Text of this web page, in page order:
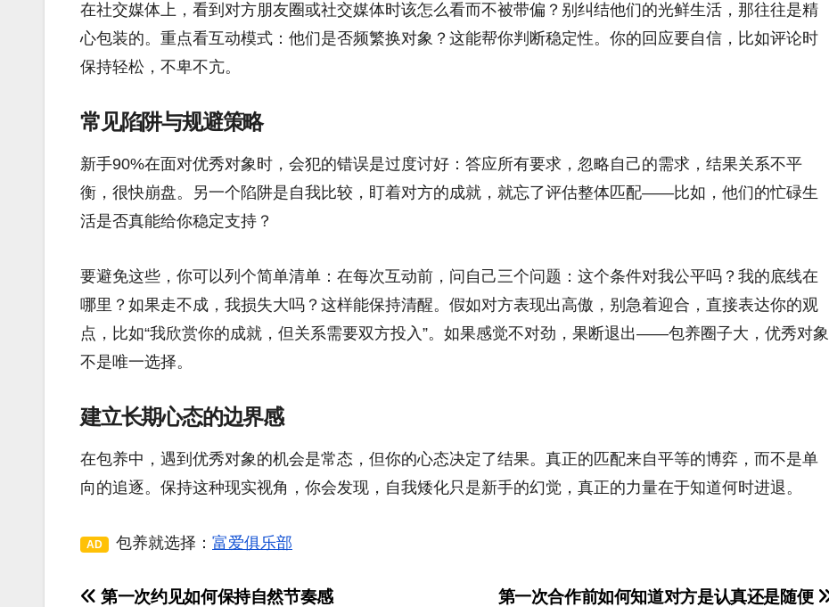
在社交媒体上，看到对方朋友圈或社交媒体时该怎么看而不被带偏？别纠结他们的光鲜生活，那往往是精
心包装的。重点看互动模式：他们是否频繁换对象？这能帮你判断稳定性。你的回应要自信，比如评论时
保持轻松，不卑不亢。
常见陷阱与规避策略
新手90%在面对优秀对象时，会犯的错误是过度讨好：答应所有要求，忽略自己的需求，结果关系不平
衡，很快崩盘。另一个陷阱是自我比较，盯着对方的成就，就忘了评估整体匹配——比如，他们的忙碌生
活是否真能给你稳定支持？
要避免这些，你可以列个简单清单：在每次互动前，问自己三个问题：这个条件对我公平吗？我的底线在
哪里？如果走不成，我损失大吗？这样能保持清醒。假如对方表现出高傲，别急着迎合，直接表达你的观
点，比如“我欣赏你的成就，但关系需要双方投入”。如果感觉不对劲，果断退出——包养圈子大，优秀对象
不是唯一选择。
建立长期心态的边界感
在包养中，遇到优秀对象的机会是常态，但你的心态决定了结果。真正的匹配来自平等的博弈，而不是单
向的追逐。保持这种现实视角，你会发现，自我矮化只是新手的幻觉，真正的力量在于知道何时进退。
AD 包养就选择： 富爱俱乐部
第一次合作前如何知道对方是认真还是随便
第一次约见如何保持自然节奏感